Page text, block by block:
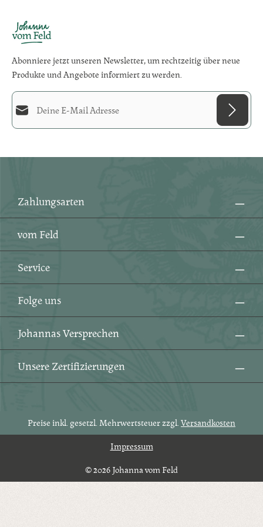
Abonniere jetzt unseren Newsletter, um rechtzeitig über neue
Produkte und Angebote informiert zu werden.
E-Mail-Adresse*
mit ihnen einverstanden.
Zahlungsarten
vom Feld
Service
Folge uns
Johannas Versprechen
Unsere Zertifizierungen
Preise inkl. gesetzl. Mehrwertsteuer zzgl. Versandkosten
© 2026 Johanna vom Feld
Impressum